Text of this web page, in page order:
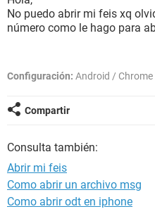
No puedo abrir mi feis xq
número como le hago para
Configuración: Android /
Compartir
Consulta también:
Abrir mi feis
Como abrir un archivo msg
Como abrir odt en iphone